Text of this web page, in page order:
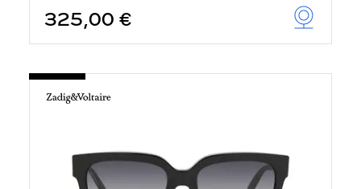
325,00 €